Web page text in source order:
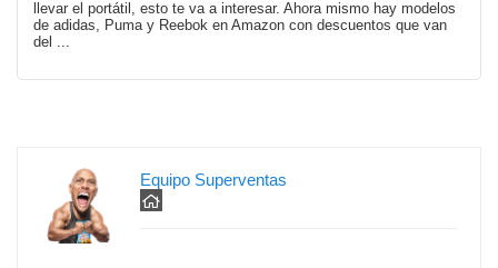
llevar el portátil, esto te va a interesar. Ahora mismo hay modelos
de adidas, Puma y Reebok en Amazon con descuentos que van
del ...
Equipo Superventas